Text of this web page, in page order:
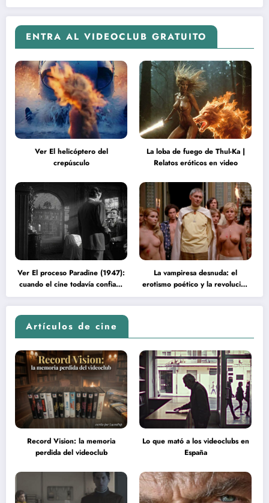
ENTRA AL VIDEOCLUB GRATUITO
Ver El helicóptero del
crepúsculo
La loba de fuego de Thul-Ka |
Relatos eróticos en video
Ver El proceso Paradine (1947):
cuando el cine todavía confiaba
en la inteligencia del espectador
La vampiresa desnuda: el
erotismo poético y la revolución
psicodélica de Jean Rollin
Artículos de cine
Record Vision: la memoria
perdida del videoclub
Lo que mató a los videoclubs en
España